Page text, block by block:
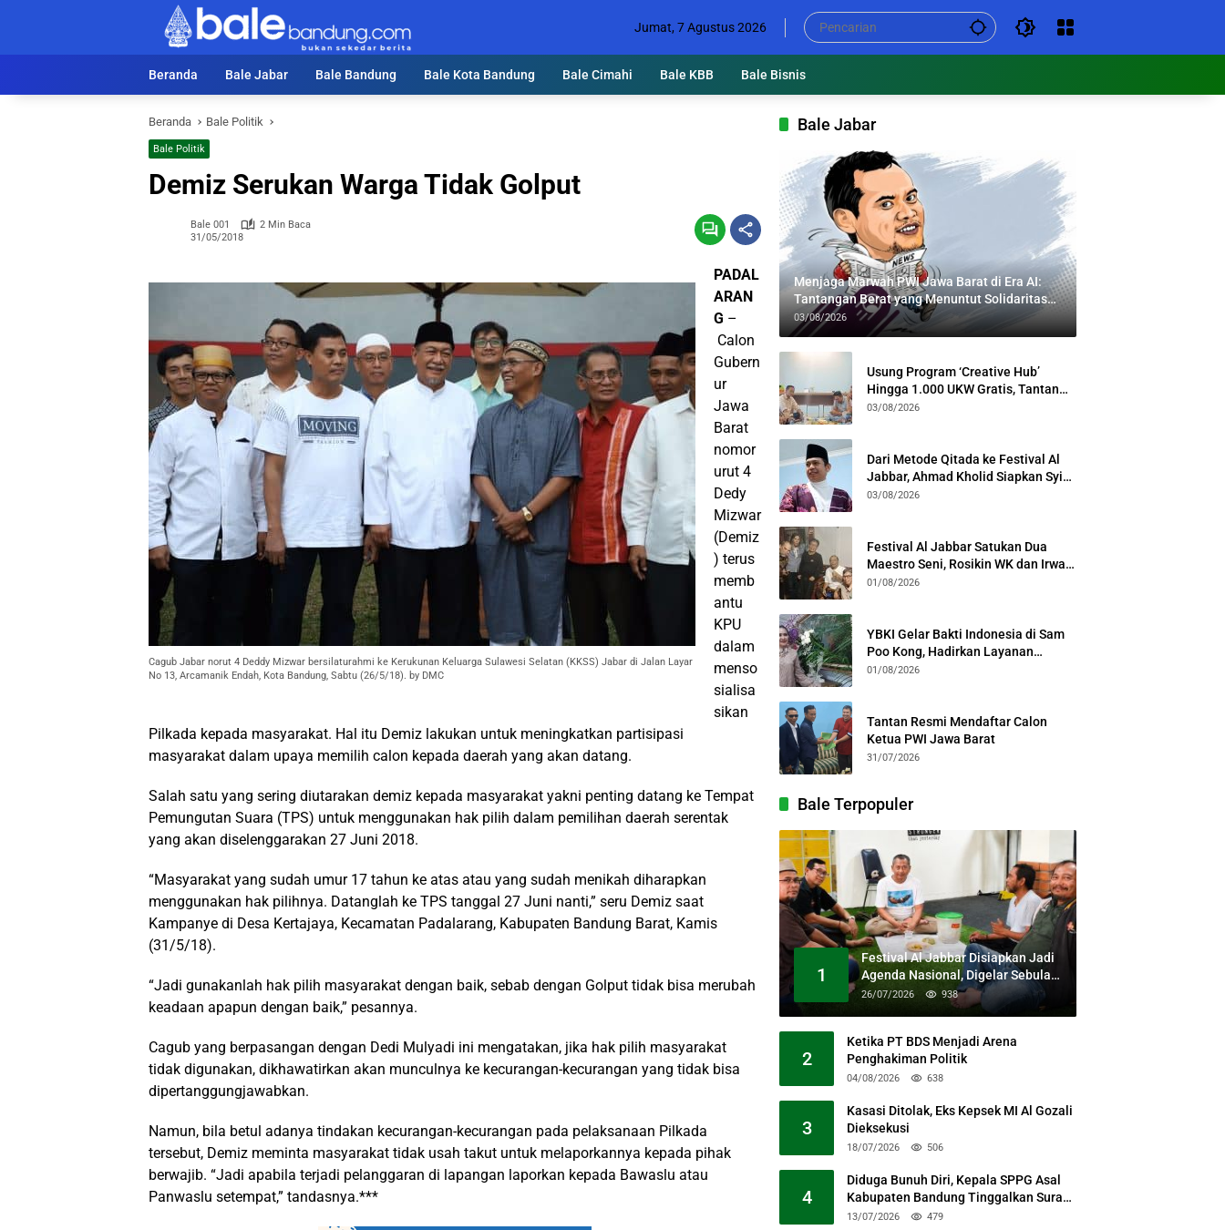
Jumat, 7 Agustus 2026
Beranda Bale Jabar Bale Bandung Bale Kota Bandung Bale Cimahi Bale KBB Bale Bisnis
Beranda Bale Politik
Bale Politik
Demiz Serukan Warga Tidak Golput
Bale 001
2 Min Baca
31/05/2018
Cagub Jabar norut 4 Deddy Mizwar bersilaturahmi ke Kerukunan Keluarga Sulawesi Selatan (KKSS) Jabar di Jalan Layar
No 13, Arcamanik Endah, Kota Bandung, Sabtu (26/5/18). by DMC
PADAL
ARAN
G –
Calon
Gubern
ur
Jawa
Barat
nomor
urut 4
Dedy
Mizwar
(Demiz
) terus
memb
antu
KPU
dalam
menso
sialisa
sikan
Pilkada kepada masyarakat. Hal itu Demiz lakukan untuk meningkatkan partisipasi
masyarakat dalam upaya memilih calon kepada daerah yang akan datang.
Salah satu yang sering diutarakan demiz kepada masyarakat yakni penting datang ke Tempat
Pemungutan Suara (TPS) untuk menggunakan hak pilih dalam pemilihan daerah serentak
yang akan diselenggarakan 27 Juni 2018.
“Masyarakat yang sudah umur 17 tahun ke atas atau yang sudah menikah diharapkan
menggunakan hak pilihnya. Datanglah ke TPS tanggal 27 Juni nanti,” seru Demiz saat
Kampanye di Desa Kertajaya, Kecamatan Padalarang, Kabupaten Bandung Barat, Kamis
(31/5/18).
“Jadi gunakanlah hak pilih masyarakat dengan baik, sebab dengan Golput tidak bisa merubah
keadaan apapun dengan baik,” pesannya.
Cagub yang berpasangan dengan Dedi Mulyadi ini mengatakan, jika hak pilih masyarakat
tidak digunakan, dikhawatirkan akan munculnya ke kecurangan-kecurangan yang tidak bisa
dipertanggungjawabkan.
Namun, bila betul adanya tindakan kecurangan-kecurangan pada pelaksanaan Pilkada
tersebut, Demiz meminta masyarakat tidak usah takut untuk melaporkannya kepada pihak
berwajib. “Jadi apabila terjadi pelanggaran di lapangan laporkan kepada Bawaslu atau
Panwaslu setempat,” tandasnya.***
Bale Jabar
Menjaga Marwah PWI Jawa Barat di Era AI:
Tantangan Berat yang Menuntut Solidaritas
Lintas Generasi
03/08/2026
Usung Program ‘Creative Hub’
Hingga 1.000 UKW Gratis, Tantan
Sulthon Paparkan Visi PWI Jabar di
03/08/2026
Dari Metode Qitada ke Festival Al
Jabbar, Ahmad Kholid Siapkan Syiar
Al-Qur’an Lewat Nada
03/08/2026
Festival Al Jabbar Satukan Dua
Maestro Seni, Rosikin WK dan Irwan
Guntari Garap Pertunjukan Kolosal
01/08/2026
YBKI Gelar Bakti Indonesia di Sam
Poo Kong, Hadirkan Layanan
Kesehatan Gratis dan Dialog
01/08/2026
Tantan Resmi Mendaftar Calon
Ketua PWI Jawa Barat
31/07/2026
Bale Terpopuler
1
Festival Al Jabbar Disiapkan Jadi
Agenda Nasional, Digelar Sebulan
Penuh di Kawasan Masjid Raya Al
26/07/2026 938
2
Ketika PT BDS Menjadi Arena
Penghakiman Politik
04/08/2026 638
3
Kasasi Ditolak, Eks Kepsek MI Al Gozali
Dieksekusi
18/07/2026 506
4
Diduga Bunuh Diri, Kepala SPPG Asal
Kabupaten Bandung Tinggalkan Surat
Permohonan Maaf
13/07/2026 479